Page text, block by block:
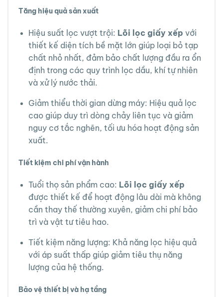
Tăng hiệu quả sản xuất
Hiệu suất lọc vượt trội: Lõi lọc giấy xếp với
thiết kế diện tích bề mặt lớn giúp loại bỏ tạp
chất nhỏ nhất, đảm bảo chất lượng đầu ra ổn
định trong các quy trình lọc dầu, khí tự nhiên
và xử lý nước thải.
Giảm thiểu thời gian dừng máy: Hiệu quả lọc
cao giúp duy trì dòng chảy liên tục và giảm
nguy cơ tắc nghẽn, tối ưu hóa hoạt động sản
xuất.
Tiết kiệm chi phí vận hành
Tuổi thọ sản phẩm cao: Lõi lọc giấy xếp
được thiết kế để hoạt động lâu dài mà không
cần thay thế thường xuyên, giảm chi phí bảo
trì và vật tư tiêu hao.
Tiết kiệm năng lượng: Khả năng lọc hiệu quả
với áp suất thấp giúp giảm tiêu thụ năng
lượng của hệ thống.
Bảo vệ thiết bị và hạ tầng